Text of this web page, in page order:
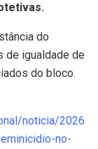
do
de igualdade de
do bloco.
noticia/2026
no-